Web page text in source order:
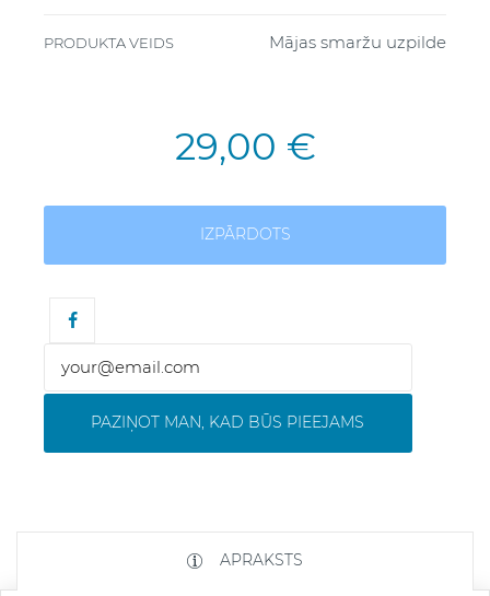
PRODUKTA VEIDS Mājas smaržu uzpilde
29,00 €
IZPĀRDOTS
PAZIŅOT MAN, KAD BŪS PIEEJAMS
APRAKSTS